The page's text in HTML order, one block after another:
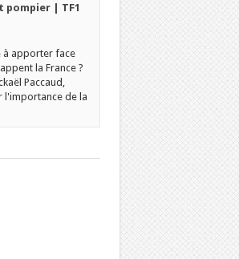
pompier | TF1
à apporter face
la France ?
Paccaud,
l'importance de la